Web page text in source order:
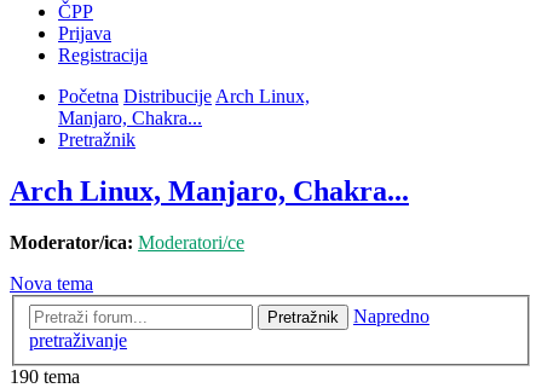
ČPP
Prijava
Registracija
Početna DistribucijeArch Linux,
Manjaro, Chakra...
Pretražnik
Arch Linux, Manjaro, Chakra...
Moderator/ica: Moderatori/ce
Nova tema
Pretražnik
Napredno
pretraživanje
190 tema